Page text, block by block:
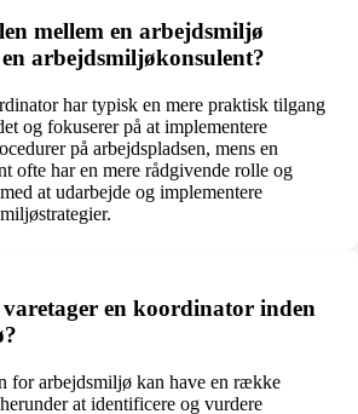
mellem en arbejdsmiljø
arbejdsmiljøkonsulent?
har typisk en mere praktisk tilgang
og fokuserer på at implementere
på arbejdspladsen, mens en
ofte har en mere rådgivende rolle og
at udarbejde og implementere
en koordinator inden
for arbejdsmiljø kan have en række
at identificere og vurdere